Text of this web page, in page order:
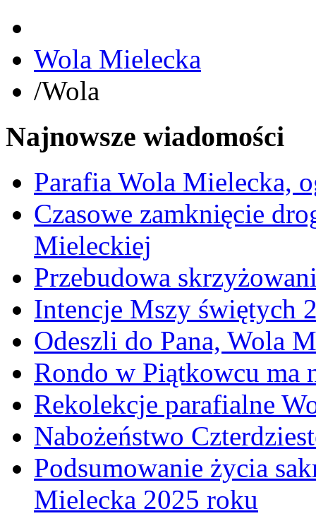
Wola Mielecka
/Wola
Najnowsze wiadomości
Parafia Wola Mielecka,
Czasowe zamknięcie
Mieleckiej
Przebudowa
Intencje Mszy świętych
Odeszli do Pana, Wola
Rondo w Piątkowcu ma
Rekolekcje parafialne
Nabożeństwo
Podsumowanie życia
Mielecka 2025 roku